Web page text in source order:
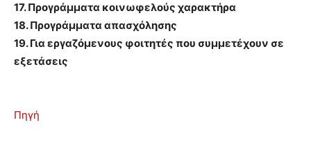
17. Προγράμματα κοινωφελούς χαρακτήρα
18. Προγράμματα απασχόλησης
19. Για εργαζόμενους φοιτητές που συμμετέχουν σε
εξετάσεις
Πηγή